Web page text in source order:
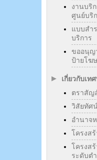
งานบริ
ศูนย์บริ
แบบสำ
บริการ
ขออนุญ
ป้ายโฆ
เกี่ยวกับเท
ตราสัญ
วิสัยทัศน์
อำนาจ
โครงส
โครงส
ระดับต